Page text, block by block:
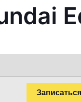
Записаться